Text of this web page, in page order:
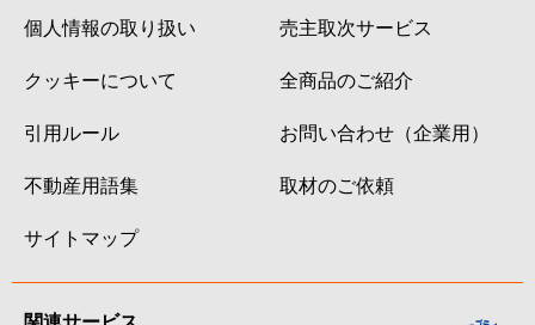
個人情報の取り扱い
クッキーについて
引用ルール
不動産用語集
サイトマップ
売主取次サービス
全商品のご紹介
お問い合わせ（企業用）
取材のご依頼